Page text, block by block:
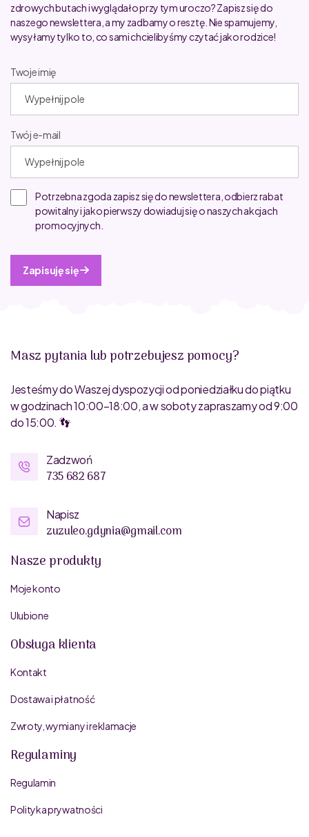
zdrowych butach i wyglądało przy tym uroczo? Zapisz się do
naszego newslettera, a my zadbamy o resztę. Nie spamujemy,
wysyłamy tylko to, co sami chcielibyśmy czytać jako rodzice!
Twoje imię
Twój e-mail
Potrzebna zgoda zapisz się do newslettera, odbierz rabat
powitalny i jako pierwszy dowiaduj się o naszych akcjach
promocyjnych.
Zapisuję się
Masz pytania lub potrzebujesz pomocy?
Jesteśmy do Waszej dyspozycji od poniedziałku do piątku
w godzinach 10:00–18:00, a w soboty zapraszamy od 9:00
do 15:00. 👣
Zadzwoń
735 682 687
Napisz
zuzuleo.gdynia@gmail.com
Nasze produkty
Moje konto
Ulubione
Obsługa klienta
Kontakt
Dostawa i płatność
Zwroty, wymiany i reklamacje
Regulaminy
Regulamin
Polityka prywatności